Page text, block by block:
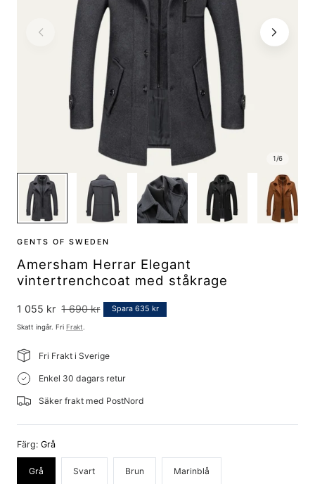
1/6
GENTS OF SWEDEN
Amersham Herrar Elegant
vintertrenchcoat med ståkrage
Försäljningspris
1 055 kr Ordinarie
pris
1 690 kr Spara 635 kr
Skatt ingår. Fri Frakt
Fri Frakt i Sverige
Enkel 30 dagars retur
Säker frakt med PostNord
Färg: Grå
Grå Svart Brun Marinblå